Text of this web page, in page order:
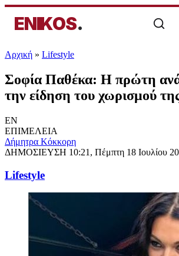
ENIKOS.
Αρχική » Lifestyle
Σοφία Παθέκα: Η πρώτη
την είδηση του χωρισμού
EN
ΕΠΙΜΕΛΕΙΑ
Δήμητρα Κόκκορη
ΔΗΜΟΣΙΕΥΣΗ 10:21, Πέμπτη 18 Ιουλίου
Lifestyle